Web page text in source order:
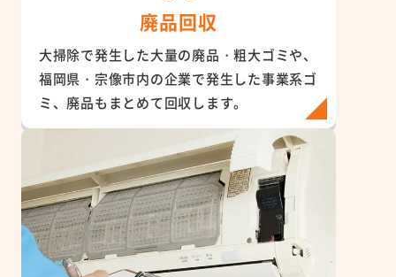
廃品回収
大掃除で発生した大量の廃品・粗大ゴミや、
福岡県・宗像市内の企業で発生した事業系ゴ
ミ、廃品もまとめて回収します。